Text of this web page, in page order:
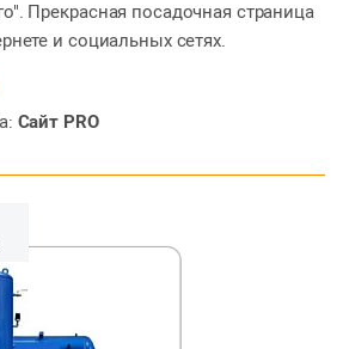
Прекрасная посадочная страница
и социальных сетях.
Сайт PRO